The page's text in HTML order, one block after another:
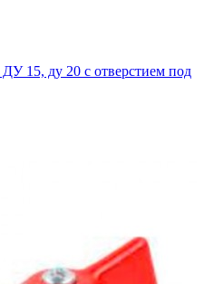
15, ду 20 с отверстием под